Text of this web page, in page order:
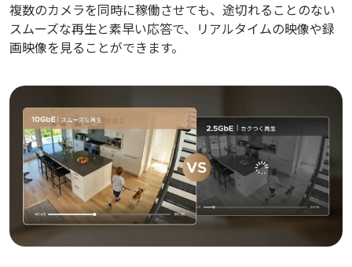
複数のカメラを同時に稼働させても、途切れることのない
スムーズな再生と素早い応答で、リアルタイムの映像や録
画映像を見ることができます。